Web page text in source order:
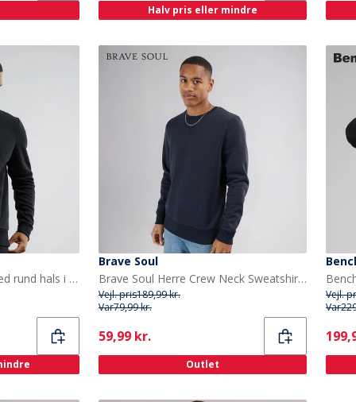
Halv pris eller mindre
Brave Soul Sweatshirt med rund hals i sort til herre
Brave Soul
Brave Soul Herre Crew Neck Sweatshirt Blå
Vejl. pris189,99 kr.
Var79,99 kr.
Current
59,99 kr.
Outlet
Vejl.
Var